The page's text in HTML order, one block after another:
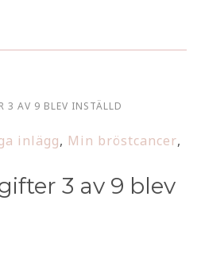
3 AV 9 BLEV INSTÄLLD
inlägg, Min bröstcancer,
3 av 9 blev